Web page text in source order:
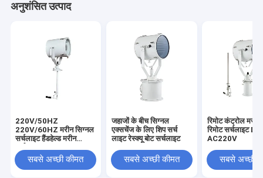
अनुशंसित उत्पाद
220V/50HZ
220V/60HZ मरीन सिग्नल
सर्चलाइट हैंडहेल्ड मरीन
सबसे अच्छी कीमत
जहाजों के बीच सिग्नल
एक्सचेंज के लिए शिप सर्च
लाइट रेस्क्यू बोट सर्चलाइट
सबसे अच्छी कीमत
रिमोट कंट्रोल मरीन
रिमोट सर्चलाइट
AC220V
सबसे अच्छी